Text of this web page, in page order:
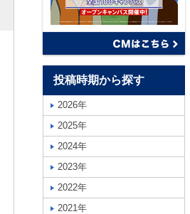
投稿時期から探す
2026年
2025年
2024年
2023年
2022年
2021年